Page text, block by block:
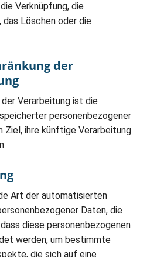
Verknüpfung, die
das Löschen oder die
der
der Verarbeitung ist die
personenbezogener
Ziel, ihre künftige Verarbeitung
Art der automatisierten
Daten, die
diese personenbezogenen
werden, um bestimmte
die sich auf eine